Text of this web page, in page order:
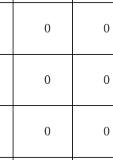
0 0
0 0
0 0